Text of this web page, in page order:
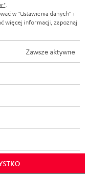
w "Ustawienia danych" i
więcej informacji, zapoznaj
Zawsze aktywne